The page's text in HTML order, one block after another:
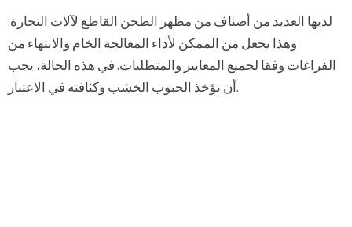
لديها العديد من أصناف من مظهر الطحن القاطع لآلات النجارة.
وهذا يجعل من الممكن لأداء المعالجة الخام والانتهاء من
الفراغات وفقا لجميع المعايير والمتطلبات. في هذه الحالة، يجب
أن تؤخذ الحبوب الخشب وكثافته في الاعتبار.